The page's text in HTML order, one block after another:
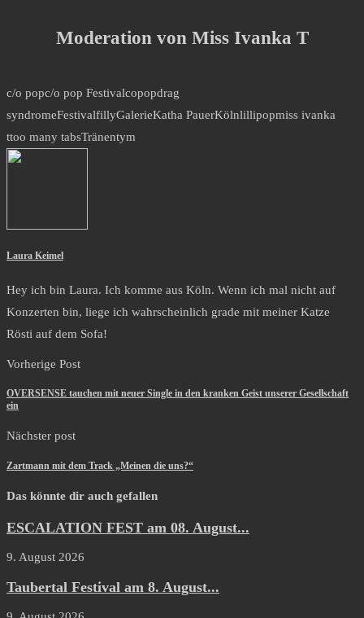
Moderation von Miss Ivanka T
c/o popc/o pop Festivalcopopdrag
syndromeFestivalfillyGalerieKatha PauerKölnlillipopmiss ivanka
ttoo many tabsTränentym
Laura Keimel
Hey ich bin Laura. Ich komme aus Köln. Wenn ich mal nicht auf
Konzerten bin, liege ich wahrscheinlich grade mit meiner Katze
Rösti auf dem Sofa!
Vorherige Post
OVERSENSE tauchen mit neuer Single in den kranken Geist unserer Gesellschaft
ein
Nächster post
Zartmann mit dem Track „Meinen die uns?“
Das könnte dir auch gefallen
ESCALATION FEST am 08. August...
9. August 2026
Taubertal Festival am 8. August...